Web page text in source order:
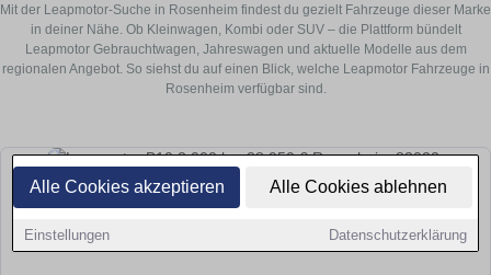
Alle Cookies akzeptieren Alle Cookies ablehnen
Einstellungen Datenschutzerklärung
Mit der Leapmotor-Suche in Rosenheim findest du gezielt Fahrzeuge dieser Marke
in deiner Nähe. Ob Kleinwagen, Kombi oder SUV – die Plattform bündelt
Leapmotor Gebrauchtwagen, Jahreswagen und aktuelle Modelle aus dem
regionalen Angebot. So siehst du auf einen Blick, welche Leapmotor Fahrzeuge in
Rosenheim verfügbar sind.